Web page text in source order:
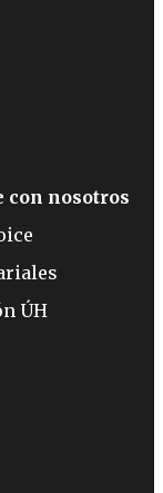
con nosotros
ÚH